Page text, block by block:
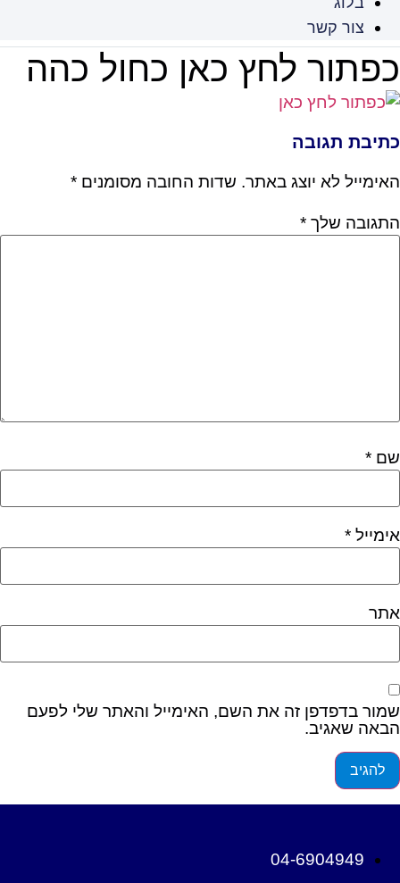
צור קשר
לחץ כאן כחול כהה
תגובה
לא יוצג באתר. שדות החובה מסומנים *
שלך *
*
*
בדפדפן זה את השם, האימייל והאתר שלי לפעם
שאגיב.
04-6904949